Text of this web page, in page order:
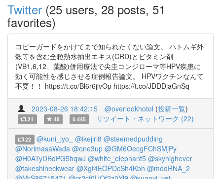
Twitter (25 users, 28 posts, 51
favorites)
コピーガードをかけてまで知られたくない論文。 ハトムギ外
殻等を含む全粒熱水抽出エキス(CRD)とビタミン剤
(VB1,6,12、葉酸)併用療法で尖圭コンジローマ等HPV疾患に
効く可能性を感じさせる症例報告論文。 HPVワクチンなんて
不要！！ https://t.co/Bl6r6jivOp https://t.co/JDDDjaGnSq
2023-08-26 18:42:15 @overlookhotel (投稿一覧)
21 48 0.445 リツイート・ネットワーク (22)
22 @kuni_jyo_ @ikejiri8 @steemedpudding
@NorimasaWada @one3up @GM6OecgFChSMjPy
@H0ATyDBdPG5hqwJ @white_elephant5 @skyhighever
@takeshineckwear @Xgf4EOPDcSh4Kbh @modRNA_2